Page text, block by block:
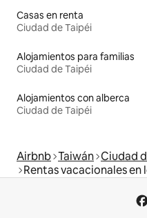
Casas en renta
Ciudad de Taipéi
Alojamientos para familias
Ciudad de Taipéi
Alojamientos con alberca
Ciudad de Taipéi
Airbnb Taiwán Ciudad
Rentas vacacionales en